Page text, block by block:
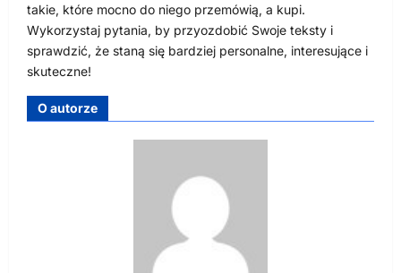
takie, które mocno do niego przemówią, a kupi.
Wykorzystaj pytania, by przyozdobić Swoje teksty i
sprawdzić, że staną się bardziej personalne, interesujące i
skuteczne!
O autorze